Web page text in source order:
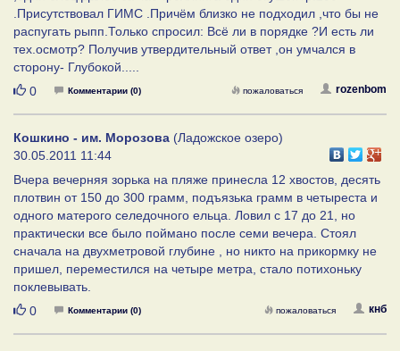
.Присутствовал ГИМС .Причём близко не подходил ,что бы не
распугать рыпп.Только спросил: Всё ли в порядке ?И есть ли
тех.осмотр? Получив утвердительный ответ ,он умчался в
сторону- Глубокой.....
Нравится
0 Комментарии (0) rozenbom
пожаловаться
Кошкино - им. Морозова (Ладожское озеро)
30.05.2011 11:44
Вчера вечерняя зорька на пляже принесла 12 хвостов, десять
плотвин от 150 до 300 грамм, подъязька грамм в четыреста и
одного матерого селедочного ельца. Ловил с 17 до 21, но
практически все было поймано после семи вечера. Стоял
сначала на двухметровой глубине , но никто на прикормку не
пришел, переместился на четыре метра, стало потихоньку
поклевывать.
Нравится
0 Комментарии (0) кнб
пожаловаться